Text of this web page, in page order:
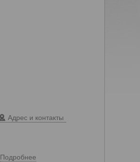
Адрес и контакты
Подробнее